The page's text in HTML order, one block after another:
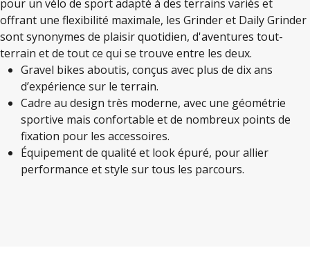
pour un vélo de sport adapté à des terrains variés et
offrant une flexibilité maximale, les Grinder et Daily Grinder
sont synonymes de plaisir quotidien, d'aventures tout-
terrain et de tout ce qui se trouve entre les deux.
Gravel bikes aboutis, conçus avec plus de dix ans
d’expérience sur le terrain.
Cadre au design très moderne, avec une géométrie
sportive mais confortable et de nombreux points de
fixation pour les accessoires.
Équipement de qualité et look épuré, pour allier
performance et style sur tous les parcours.